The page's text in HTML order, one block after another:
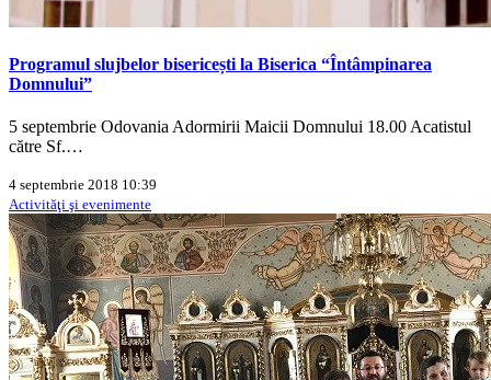
Programul slujbelor bisericești la Biserica “Întâmpinarea
Domnului”
5 septembrie Odovania Adormirii Maicii Domnului 18.00 Acatistul
către Sf.…
4 septembrie 2018 10:39
Activităţi şi evenimente